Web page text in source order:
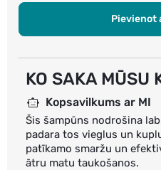
Pievienot
KO SAKA MŪSU
Kopsavilkums ar MI
Šis šampūns nodrošina
padara tos vieglus un
patīkamo smaržu un
ātru matu taukošanos.